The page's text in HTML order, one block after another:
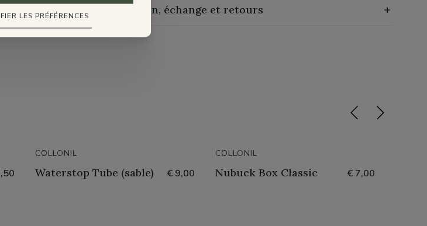
Livraison, échange et retours
COLLONIL
Waterstop Tube (sable) € 9,00
COLLONIL
Nubuck Box Classic € 7,00
LES PRÉFÉRENCES